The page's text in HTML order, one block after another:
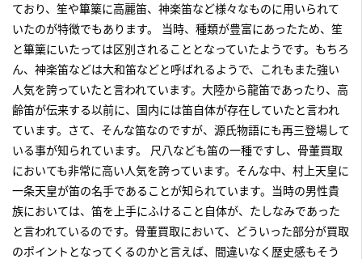
ており、笙や篳篥に高麗笛、神楽笛など様々なものに用いられて
いたのが特徴でもあります。 当時、種類が豊富にあったため、笙
と篳篥にいたっては区別されることとなっていたようです。もちろ
ん、神楽笛などは大和笛などと呼ばれるようで、これもまた強い
人気を誇っていたと言われています。大陸から龍笛であったり、高
齢笛が伝来する以前に、国内には笛自体が存在していたと言われ
ています。さて、そんな笛なのですが、源氏物語にも再三登場して
いる事が知られています。 尺八なども笛の一種ですし、骨董買取
においても非常に高い人気を誇っています。そんな中、村上天皇に
一条天皇が笛の名手であることが知られています。当時の男性貴
族においては、笛を上手にふけること自体が、たしなみであった
と言われているのです。骨董買取において、どういった部分が買取
のポイントとなってくるのかと言えば、間違いなく歴史感もそう